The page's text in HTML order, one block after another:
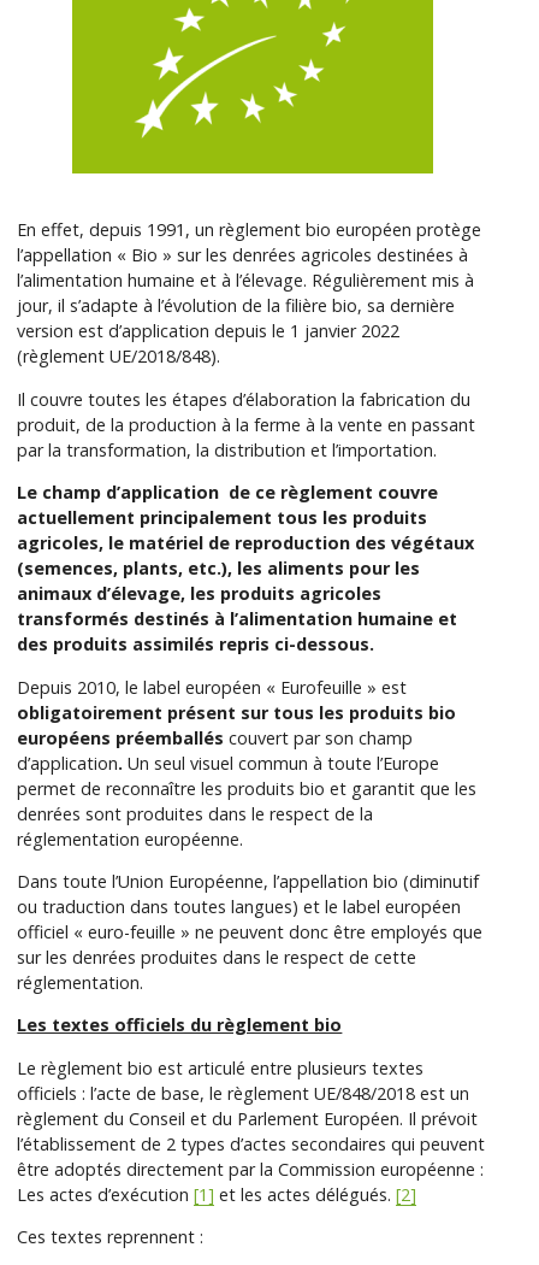
En effet, depuis 1991, un règlement bio européen protège
l’appellation « Bio » sur les denrées agricoles destinées à
l’alimentation humaine et à l’élevage. Régulièrement mis à
jour, il s’adapte à l’évolution de la filière bio, sa dernière
version est d’application depuis le 1 janvier 2022
(règlement UE/2018/848).
Il couvre toutes les étapes d’élaboration la fabrication du
produit, de la production à la ferme à la vente en passant
par la transformation, la distribution et l’importation.
Le champ d’application de ce règlement couvre
actuellement principalement tous les produits
agricoles, le matériel de reproduction des végétaux
(semences, plants, etc.), les aliments pour les
animaux d’élevage, les produits agricoles
transformés destinés à l’alimentation humaine et
des produits assimilés repris ci-dessous.
Depuis 2010, le label européen « Eurofeuille » est
obligatoirement présent sur tous les produits bio
européens préemballéscouvert par son champ
d’application. Un seul visuel commun à toute l’Europe
permet de reconnaître les produits bio et garantit que les
denrées sont produites dans le respect de la
réglementation européenne.
Dans toute l’Union Européenne, l’appellation bio (diminutif
ou traduction dans toutes langues) et le label européen
officiel « euro-feuille » ne peuvent donc être employés que
sur les denrées produites dans le respect de cette
réglementation.
Les textes officiels du règlement bio
Le règlement bio est articulé entre plusieurs textes
officiels : l’acte de base, le règlement UE/848/2018 est un
règlement du Conseil et du Parlement Européen. Il prévoit
l’établissement de 2 types d’actes secondaires qui peuvent
être adoptés directement par la Commission européenne :
Les actes d’exécution[1] et les actes délégués.[2]
Ces textes reprennent :